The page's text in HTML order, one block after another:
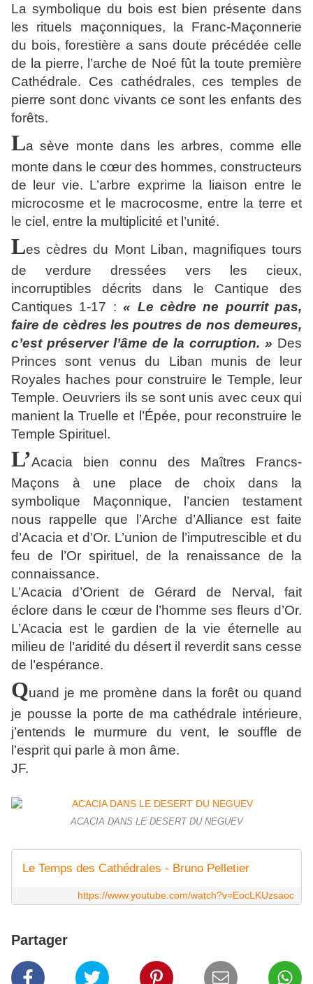
La symbolique du bois est bien présente dans
les rituels maçonniques, la Franc-Maçonnerie
du bois, forestière a sans doute précédée celle
de la pierre, l’arche de Noé fût la toute première
Cathédrale. Ces cathédrales, ces temples de
pierre sont donc vivants ce sont les enfants des
forêts.
La sève monte dans les arbres, comme elle
monte dans le cœur des hommes, constructeurs
de leur vie. L’arbre exprime la liaison entre le
microcosme et le macrocosme, entre la terre et
le ciel, entre la multiplicité et l’unité.
Les cèdres du Mont Liban, magnifiques tours
de verdure dressées vers les cieux,
incorruptibles décrits dans le Cantique des
Cantiques 1-17 :« Le cèdre ne pourrit pas,
faire de cèdres les poutres de nos demeures,
c’est préserver l’âme de la corruption. » Des
Princes sont venus du Liban munis de leur
Royales haches pour construire le Temple, leur
Temple. Oeuvriers ils se sont unis avec ceux qui
manient la Truelle et l’Épée, pour reconstruire le
Temple Spirituel.
L’Acacia bien connu des Maîtres Francs-
Maçons à une place de choix dans la
symbolique Maçonnique, l’ancien testament
nous rappelle que l’Arche d’Alliance est faite
d’Acacia et d’Or. L’union de l’imputrescible et du
feu de l’Or spirituel, de la renaissance de la
connaissance.
L’Acacia d’Orient de Gérard de Nerval, fait
éclore dans le cœur de l’homme ses fleurs d’Or.
L’Acacia est le gardien de la vie éternelle au
milieu de l’aridité du désert il reverdit sans cesse
de l’espérance.
Quand je me promène dans la forêt ou quand
je pousse la porte de ma cathédrale intérieure,
j’entends le murmure du vent, le souffle de
l’esprit qui parle à mon âme.
JF.
ACACIA DANS LE DESERT DU NEGUEV
Le Temps des Cathédrales - Bruno Pelletier
https://www.youtube.com/watch?v=EocLKUzsaoc
Partager